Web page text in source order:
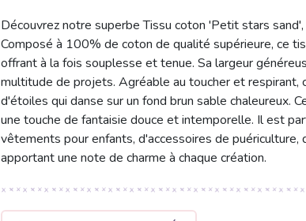
Découvrez notre superbe Tissu coton 'Petit stars
Composé à 100% de coton de qualité supérieure, ce
offrant à la fois souplesse et tenue. Sa largeur
multitude de projets. Agréable au toucher et
d'étoiles qui danse sur un fond brun sable chaleureux.
une touche de fantaisie douce et intemporelle. Il est
vêtements pour enfants, d'accessoires de
apportant une note de charme à chaque création.